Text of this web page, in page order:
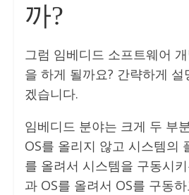
까?
그럼 임베디드 소프트웨어
을 하게 될까요? 간략하게
겠습니다.
임베디드 분야는 크게 두 부
OS를 올리지 않고 시스템의
를 올려서 시스템을 구동시
과 OS를 올려서 OS를 구동